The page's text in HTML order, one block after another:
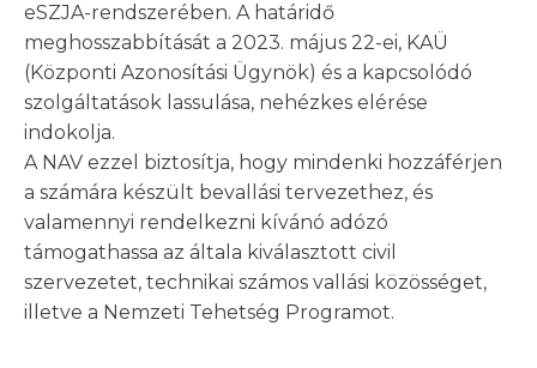
eSZJA-rendszerében. A határidő
meghosszabbítását a 2023. május 22-ei, KAÜ
(Központi Azonosítási Ügynök) és a kapcsolódó
szolgáltatások lassulása, nehézkes elérése
indokolja.
A NAV ezzel biztosítja, hogy mindenki hozzáférjen
a számára készült bevallási tervezethez, és
valamennyi rendelkezni kívánó adózó
támogathassa az általa kiválasztott civil
szervezetet, technikai számos vallási közösséget,
illetve a Nemzeti Tehetség Programot.